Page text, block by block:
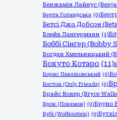
Бенжамін Лайнус
Берта Голандська (0)
Бетсі Джо Добсон
Блейк Лангерманн (1)
Боббі Сінґер (Bobby
Богдан Хмельницький
Бокуто Котаро (11)
Борис Павліковський (0)
Бостон (Only Friends) (0)
Брайс Вокер (Bryce
Брок (Покемон) (0)Бруно
Бубі (Wolfenstein) (0)